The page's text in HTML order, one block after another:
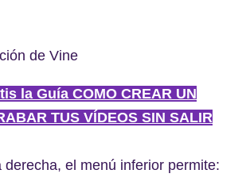
de Vine
la Guía COMO CREAR UN
TUS VÍDEOS SIN SALIR
derecha, el menú inferior permite: